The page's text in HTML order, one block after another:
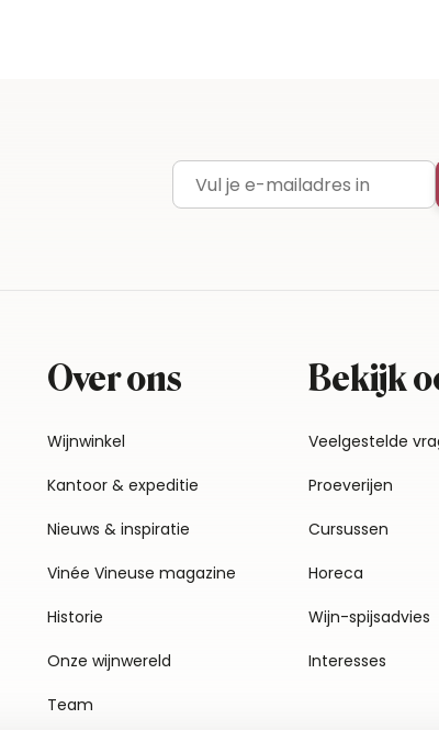
E-mailadres
Over ons
Wijnwinkel
Kantoor & expeditie
Nieuws & inspiratie
Vinée Vineuse magazine
Historie
Onze wijnwereld
Team
Bekijk
Veelgestelde
Proeverijen
Cursussen
Horeca
Wijn-spijsadvies
Interesses